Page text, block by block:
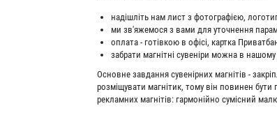
надішліть нам лист з фотографією,
ми зв'яжемося з вами для уточнення
оплата - готівкою в офісі, картка
забрати магнітні сувеніри можна в
Основне завдання сувенірних магнітів -
розміщувати магнітик, тому він повинен
рекламних магнітів: гармонійно сумісний